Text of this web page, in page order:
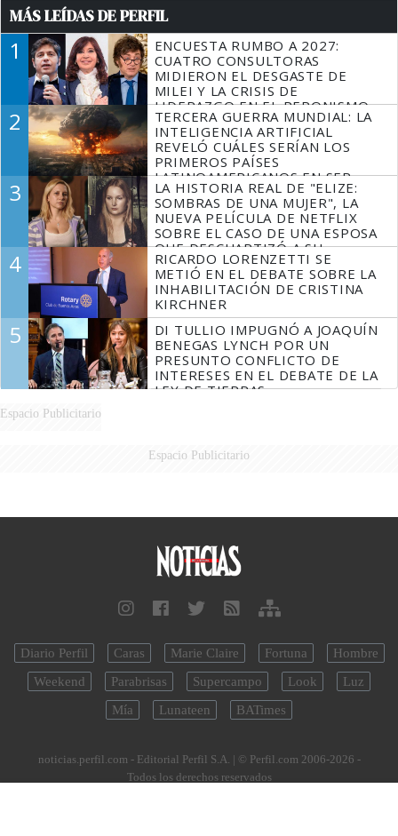
MÁS LEÍDAS DE PERFIL
1
ENCUESTA RUMBO A 2027:
CUATRO CONSULTORAS
MIDIERON EL DESGASTE DE
MILEI Y LA CRISIS DE
LIDERAZGO EN EL PERONISMO
2
TERCERA GUERRA MUNDIAL: LA
INTELIGENCIA ARTIFICIAL
REVELÓ CUÁLES SERÍAN LOS
PRIMEROS PAÍSES
LATINOAMERICANOS EN SER
DERROTADOS
3
LA HISTORIA REAL DE "ELIZE:
SOMBRAS DE UNA MUJER", LA
NUEVA PELÍCULA DE NETFLIX
SOBRE EL CASO DE UNA ESPOSA
QUE DESCUARTIZÓ A SU
MARIDO
4
RICARDO LORENZETTI SE
METIÓ EN EL DEBATE SOBRE LA
INHABILITACIÓN DE CRISTINA
KIRCHNER
5
DI TULLIO IMPUGNÓ A JOAQUÍN
BENEGAS LYNCH POR UN
PRESUNTO CONFLICTO DE
INTERESES EN EL DEBATE DE LA
LEY DE TIERRAS
Espacio Publicitario
Espacio Publicitario
Diario Perfil Caras Marie Claire Fortuna
Hombre
Weekend
Parabrisas Supercampo Look
Luz
Mía
Lunateen BATimes
noticias.perfil.com - Editorial Perfil S.A. | © Perfil.com 2006-2026 -
Todos los derechos reservados